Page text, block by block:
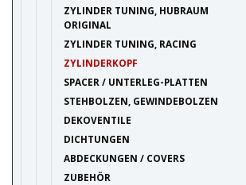
ZYLINDER TUNING, HUBRAUM
ORIGINAL
ZYLINDER TUNING, RACING
ZYLINDERKOPF
SPACER / UNTERLEG-PLATTEN
STEHBOLZEN, GEWINDEBOLZEN
DEKOVENTILE
DICHTUNGEN
ABDECKUNGEN / COVERS
ZUBEHÖR